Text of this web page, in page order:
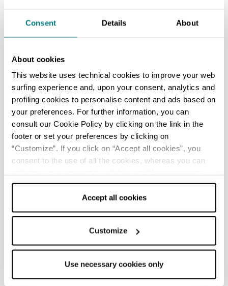
Consent Details About
About cookies
This website uses technical cookies to improve your web
surfing experience and, upon your consent, analytics and
profiling cookies to personalise content and ads based on
your preferences. For further information, you can
consult our Cookie Policy by clicking on the link in the
footer or set your preferences by clicking on
“Customize”. If you click on “Accept all cookies”, you
consent to the use of all the cookies, whereas you can
cookies only” and only the technical cookies for the
correct functioning of the website will be used.
Accept all cookies
Customize
Use necessary cookies only